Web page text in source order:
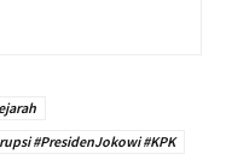
#PresidenJokowi #KPK